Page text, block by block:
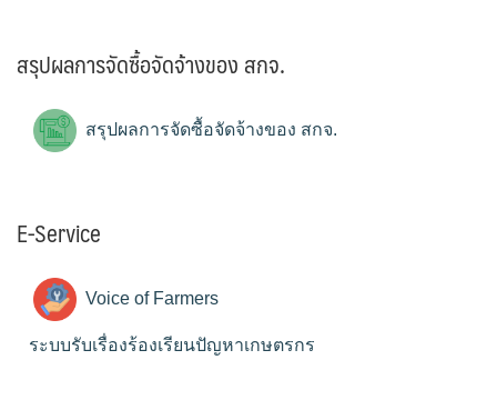
สรุปผลการจัดซื้อจัดจ้างของ สกจ.
สรุปผลการจัดซื้อจัดจ้างของ สกจ.
E-Service
Voice of Farmers
ระบบรับเรื่องร้องเรียนปัญหาเกษตรกร